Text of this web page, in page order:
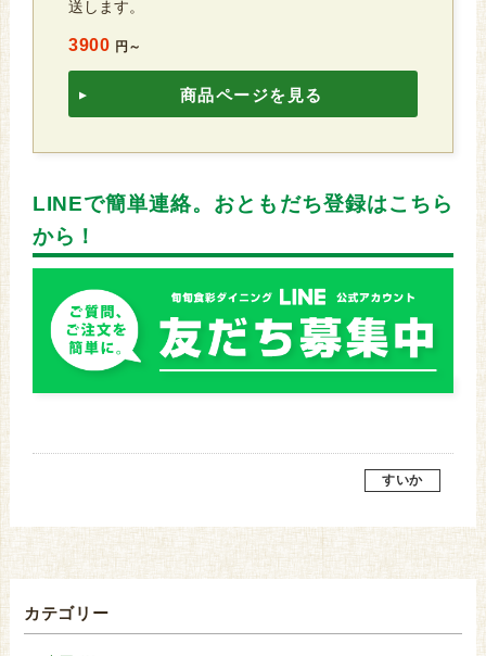
送します。
3900 円～
商品ページを見る
LINEで簡単連絡。おともだち登録はこちら
から！
すいか
カテゴリー